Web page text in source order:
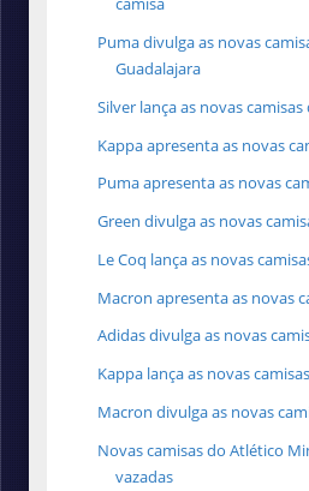
Puma divulga as novas
Guadalajara
Silver lança as novas
Kappa apresenta as novas
Puma apresenta as novas
Green divulga as novas
Le Coq lança as novas
Macron apresenta as novas
Adidas divulga as novas
Kappa lança as novas
Macron divulga as novas
Novas camisas do Atlético
vazadas